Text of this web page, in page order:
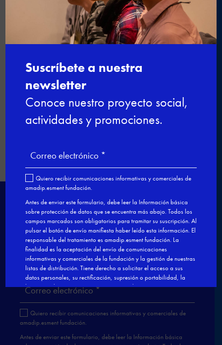
Nuestro modelo de FPDual en el
Congreso estatal sobre Empleo

←Tomeu Caldentey asesora a los
aprendices
Cultura de la restauración y comida